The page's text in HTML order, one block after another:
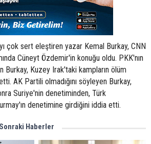
çok sert eleştiren yazar Kemal Burkay, CNN
Cüneyt Özdemir'in konuğu oldu. PKK'nın
Burkay, Kuzey Irak'taki kampların ölüm
AK Partili olmadığını söyleyen Burkay,
Suriye'nin denetiminden, Türk
denetimine girdiğini iddia etti.
Haberler